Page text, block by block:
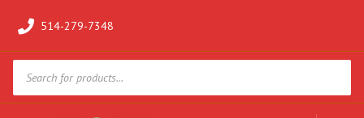
514-279-7348
search